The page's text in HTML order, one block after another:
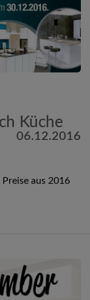
Küche
06.12.2016
aus 2016